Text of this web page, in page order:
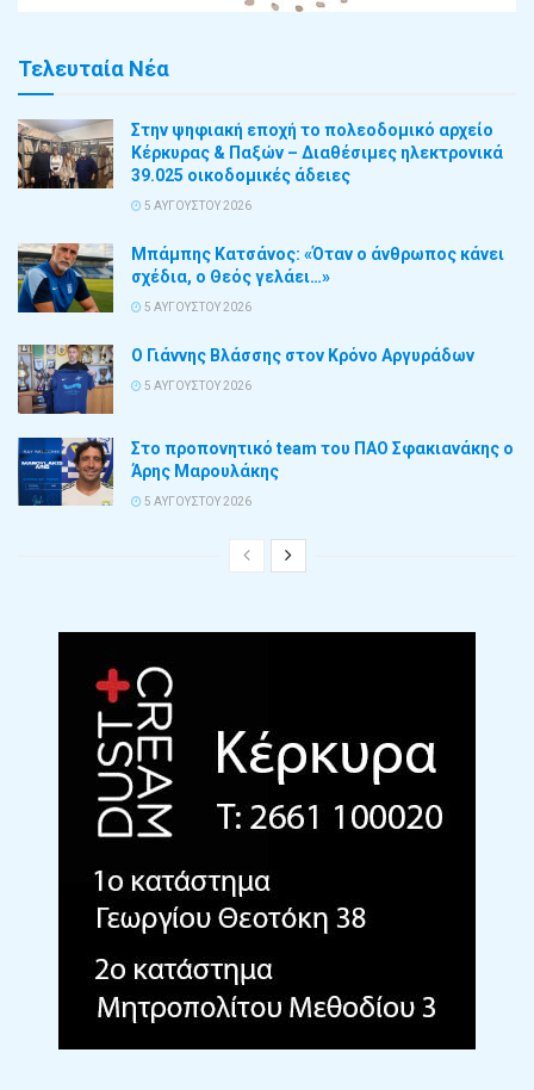
Τελευταία Νέα
Στην ψηφιακή εποχή το πολεοδομικό αρχείο
Κέρκυρας & Παξών – Διαθέσιμες ηλεκτρονικά
39.025 οικοδομικές άδειες
5 ΑΥΓΟΎΣΤΟΥ 2026
Μπάμπης Κατσάνος: «Όταν ο άνθρωπος κάνει
σχέδια, ο Θεός γελάει…»
5 ΑΥΓΟΎΣΤΟΥ 2026
Ο Γιάννης Βλάσσης στον Κρόνο Αργυράδων
5 ΑΥΓΟΎΣΤΟΥ 2026
Στο προπονητικό team του ΠΑΟ Σφακιανάκης ο
Άρης Μαρουλάκης
5 ΑΥΓΟΎΣΤΟΥ 2026